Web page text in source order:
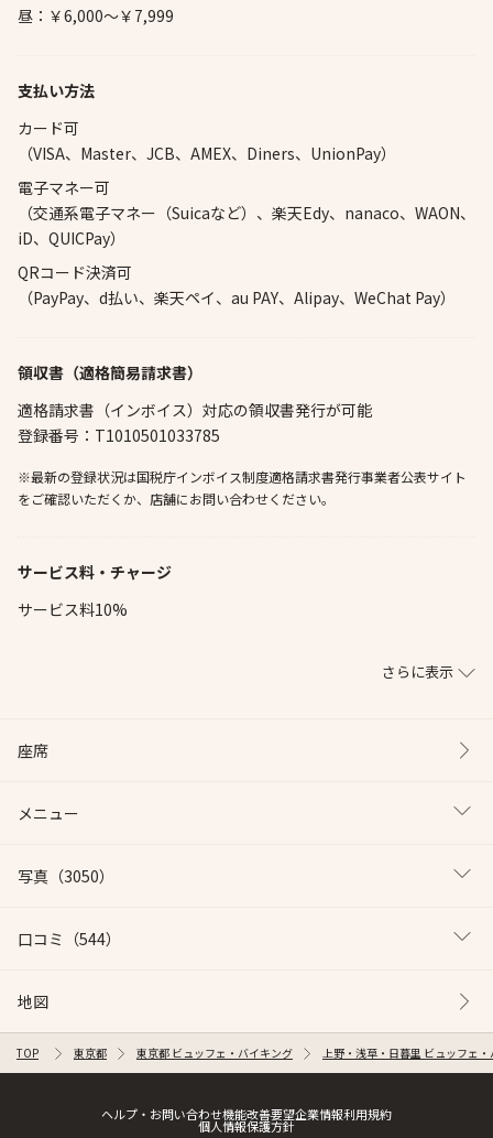
昼：￥6,000～￥7,999
支払い方法
カード可
（VISA、Master、JCB、AMEX、Diners、UnionPay）
電子マネー可
（交通系電子マネー（Suicaなど）、楽天Edy、nanaco、WAON、
iD、QUICPay）
QRコード決済可
（PayPay、d払い、楽天ペイ、au PAY、Alipay、WeChat Pay）
領収書（適格簡易請求書）
適格請求書（インボイス）対応の領収書発行が可能
登録番号：T1010501033785
※最新の登録状況は国税庁インボイス制度適格請求書発行事業者公表サイト
をご確認いただくか、店舗にお問い合わせください。
サービス料・チャージ
サービス料10%
さらに表示
座席
メニュー
写真 （3050）
口コミ （544）
地図
TOP 東京都 東京都 ビュッフェ・バイキング 上野・浅草・日暮里 ビュッフェ
ヘルプ・お問い合わせ機能改善要望企業情報利用規約
個人情報保護方針